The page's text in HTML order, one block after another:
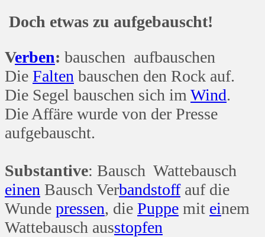
Doch etwas zu aufgebauscht!
Verben: bauschen aufbauschen
Die Falten bauschen den Rock auf.
Die Segel bauschen sich im Wind.
Die Affäre wurde von der Presse
aufgebauscht.
Substantive: Bausch Wattebausch
einen Bausch Verbandstoffauf die
Wunde pressen, die Puppe mit einem
Wattebausch ausstopfen